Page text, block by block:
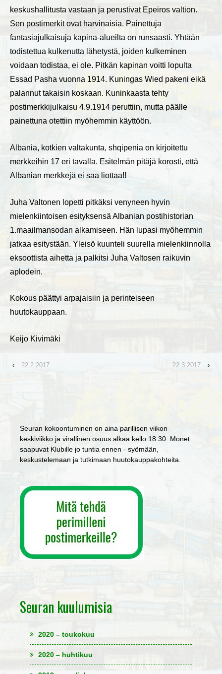
keskushallitusta vastaan ja perustivat Epeiros valtion.
Sen postimerkit ovat harvinaisia. Painettuja
fantasiajulkaisuja kapina-alueilta on runsaasti. Yhtään
todistettua kulkenutta lähetystä, joiden kulkeminen
voidaan todistaa, ei ole. Pitkän kapinan voitti lopulta
Essad Pasha vuonna 1914. Kuningas Wied pakeni eikä
palannut takaisin koskaan. Kuninkaasta tehty
postimerkkijulkaisu 4.9.1914 peruttiin, mutta päälle
painettuna otettiin myöhemmin käyttöön.
Albania, kotkien valtakunta, shqipenia on kirjoitettu
merkkeihin 17 eri tavalla. Esitelmän pitäjä korosti, että
Albanian merkkejä ei saa liottaa!!
Juha Valtonen lopetti pitkäksi venyneen hyvin
mielenkiintoisen esityksensä Albanian postihistorian
1.maailmansodan alkamiseen. Hän lupasi myöhemmin
jatkaa esitystään. Yleisö kuunteli suurella mielenkiinnolla
eksoottista aihetta ja palkitsi Juha Valtosen raikuvin
aplodein.
Kokous päättyi arpajaisiin ja perinteiseen
huutokauppaan.
Keijo Kivimäki
‹ 22.2.2017 22.3.2017 ›
Seuran kokoontuminen on aina parillisen viikon
keskiviikko ja virallinen osuus alkaa kello 18.30. Monet
saapuvat Klubille jo tuntia ennen - syömään,
keskustelemaan ja tutkimaan huutokauppakohteita.
Seuran kuulumisia
2020 – toukokuu
2020 – huhtikuu